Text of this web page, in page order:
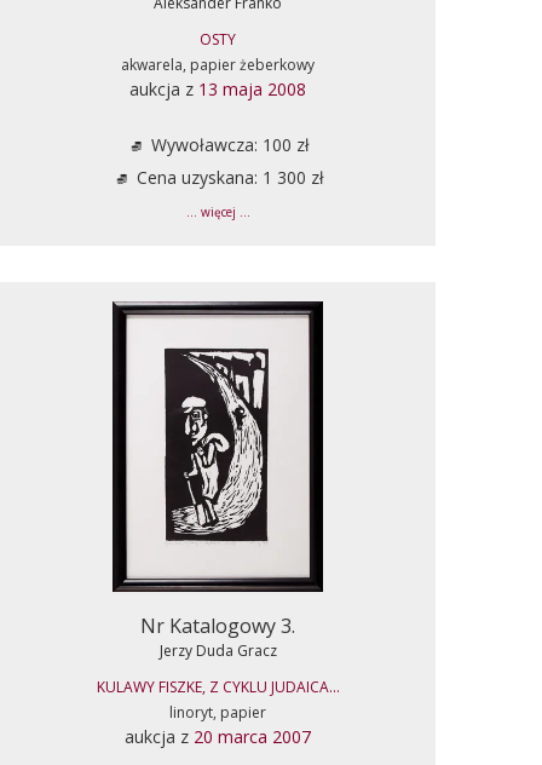
OSTY
akwarela, papier żeberkowy
aukcja z 13 maja 2008
Wywoławcza: 100 zł
Cena uzyskana: 1 300 zł
... więcej ...
Nr Katalogowy 3.
Jerzy Duda Gracz
KULAWY FISZKE, Z CYKLU JUDAICA...
linoryt, papier
aukcja z 20 marca 2007